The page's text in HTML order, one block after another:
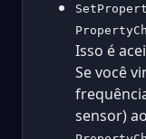
Isso é
Se você
sensor)